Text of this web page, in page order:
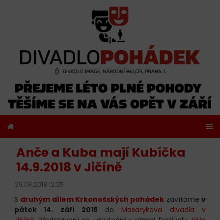
Anče a Kuba mají Kubíčka
14.9.2018 v Jičíně
29.08.2018 12:25
S druhým dílem Krkonošských pohádek zavítámev
pátek 14. září 2018 do Masarykova divadla v